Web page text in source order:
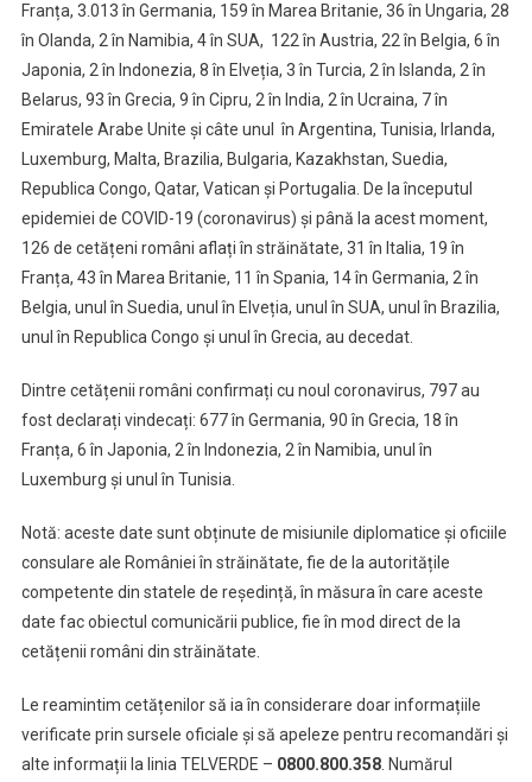
Franța, 3.013 în Germania, 159 în Marea Britanie, 36 în Ungaria, 28
în Olanda, 2 în Namibia, 4 în SUA, 122 în Austria, 22 în Belgia, 6 în
Japonia, 2 în Indonezia, 8 în Elveția, 3 în Turcia, 2 în Islanda, 2 în
Belarus, 93 în Grecia, 9 în Cipru, 2 în India, 2 în Ucraina, 7 în
Emiratele Arabe Unite și câte unul în Argentina, Tunisia, Irlanda,
Luxemburg, Malta, Brazilia, Bulgaria, Kazakhstan, Suedia,
Republica Congo, Qatar, Vatican și Portugalia. De la începutul
epidemiei de COVID-19 (coronavirus) și până la acest moment,
126 de cetățeni români aflați în străinătate, 31 în Italia, 19 în
Franța, 43 în Marea Britanie, 11 în Spania, 14 în Germania, 2 în
Belgia, unul în Suedia, unul în Elveția, unul în SUA, unul în Brazilia,
unul în Republica Congo și unul în Grecia, au decedat.
Dintre cetățenii români confirmați cu noul coronavirus, 797 au
fost declarați vindecați: 677 în Germania, 90 în Grecia, 18 în
Franța, 6 în Japonia, 2 în Indonezia, 2 în Namibia, unul în
Luxemburg și unul în Tunisia.
Notă: aceste date sunt obținute de misiunile diplomatice și oficiile
consulare ale României în străinătate, fie de la autoritățile
competente din statele de reședință, în măsura în care aceste
date fac obiectul comunicării publice, fie în mod direct de la
cetățenii români din străinătate.
Le reamintim cetățenilor să ia în considerare doar informațiile
verificate prin sursele oficiale și să apeleze pentru recomandări și
alte informații la linia TELVERDE – 0800.800.358. Numărul